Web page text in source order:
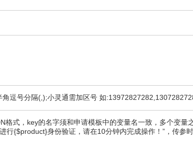
逗号分隔(,);小灵通需加区号 如
格式，key的名字须和申请模板中的变量名一致，多个变量
行{$product}身份验证，请在10分钟内完成操作！”，传参